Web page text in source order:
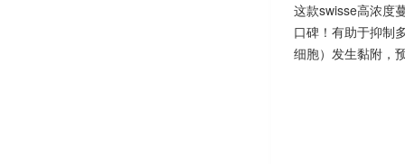
这款swisse高浓度
口碑！有助于抑制
细胞）发生黏附，